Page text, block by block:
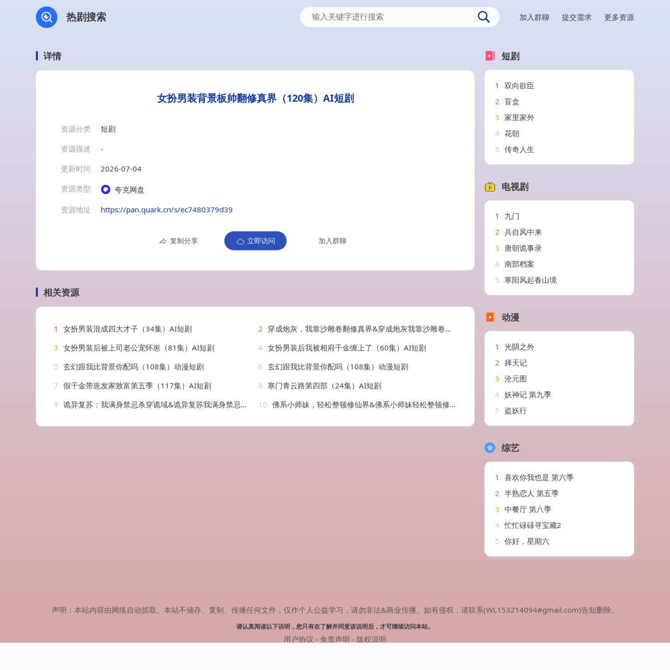
热剧搜索 加入群聊 提交需求 更多资源
详情
女扮男装背景板帅翻修真界（120集）AI短剧
资源分类
短剧
资源描述
-
更新时间
2026-07-04
资源类型
夸克网盘
资源地址
https://pan.quark.cn/s/ec7480379d39
复制分享 立即访问 加入群聊
相关资源
1 女扮男装混成四大才子（34集）AI短剧 2 穿成炮灰，我靠沙雕卷翻修真界&穿成炮灰我靠沙雕卷翻修真界（138集）AI短剧
3 女扮男装后被上司老公宠怀崽（81集）AI短剧 4 女扮男装后我被相府千金缠上了（60集）AI短剧
5 玄幻跟我比背景你配吗（108集）动漫短剧 6 玄幻跟我比背景你配吗（108集）动漫短剧
7 假千金带崽发家致富第五季（117集）AI短剧 8 寒门青云路第四部（24集）AI短剧
9 诡异复苏：我满身禁忌杀穿诡域&诡异复苏我满身禁忌杀穿诡域（48集）AI短剧 10 佛系小师妹，轻松整顿修仙界&佛系小师妹轻松整顿修仙界（46集）AI短剧
短剧
1
双向欲臣
2 盲盒
3 家里家外
4 花朝
5 传奇人生
电视剧
1
九门
2 兵自风中来
3 唐朝诡事录
4 南部档案
5 寒阳风起春山境
动漫
1
光阴之外
2 择天记
3 沧元图
4 妖神记 第九季
5 盗妖行
综艺
1
喜欢你我也是 第六季
2 半熟恋人 第五季
3 中餐厅 第八季
4 忙忙碌碌寻宝藏2
5 你好，星期六
声明：本站内容由网络自动抓取。本站不储存、复制、传播任何文件，仅作个人公益学习，请勿非法&商业传播。如有侵权，请联系(WL153214094#gmail.com)告知删除。
请认真阅读以下说明，您只有在了解并同意该说明后，才可继续访问本站。
用户协议 - 免责声明 - 版权说明